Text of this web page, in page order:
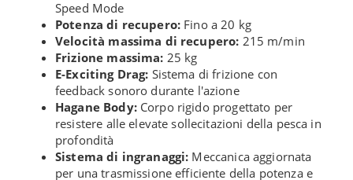
Speed Mode
Potenza di recupero: Fino a 20 kg
Velocità massima di recupero: 215 m/min
Frizione massima: 25 kg
E-Exciting Drag: Sistema di frizione con
feedback sonoro durante l'azione
Hagane Body:Corpo rigido progettato per
resistere alle elevate sollecitazioni della pesca in
profondità
Sistema di ingranaggi: Meccanica aggiornata
per una trasmissione efficiente della potenza e